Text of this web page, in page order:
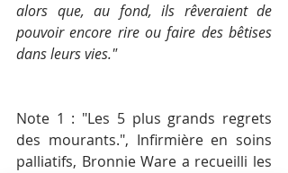
alors que, au fond, ils rêveraient de
pouvoir encore rire ou faire des bêtises
dans leurs vies."
Note 1 : "Les 5 plus grands regrets
des mourants.", Infirmière en soins
palliatifs, Bronnie Ware a recueilli les